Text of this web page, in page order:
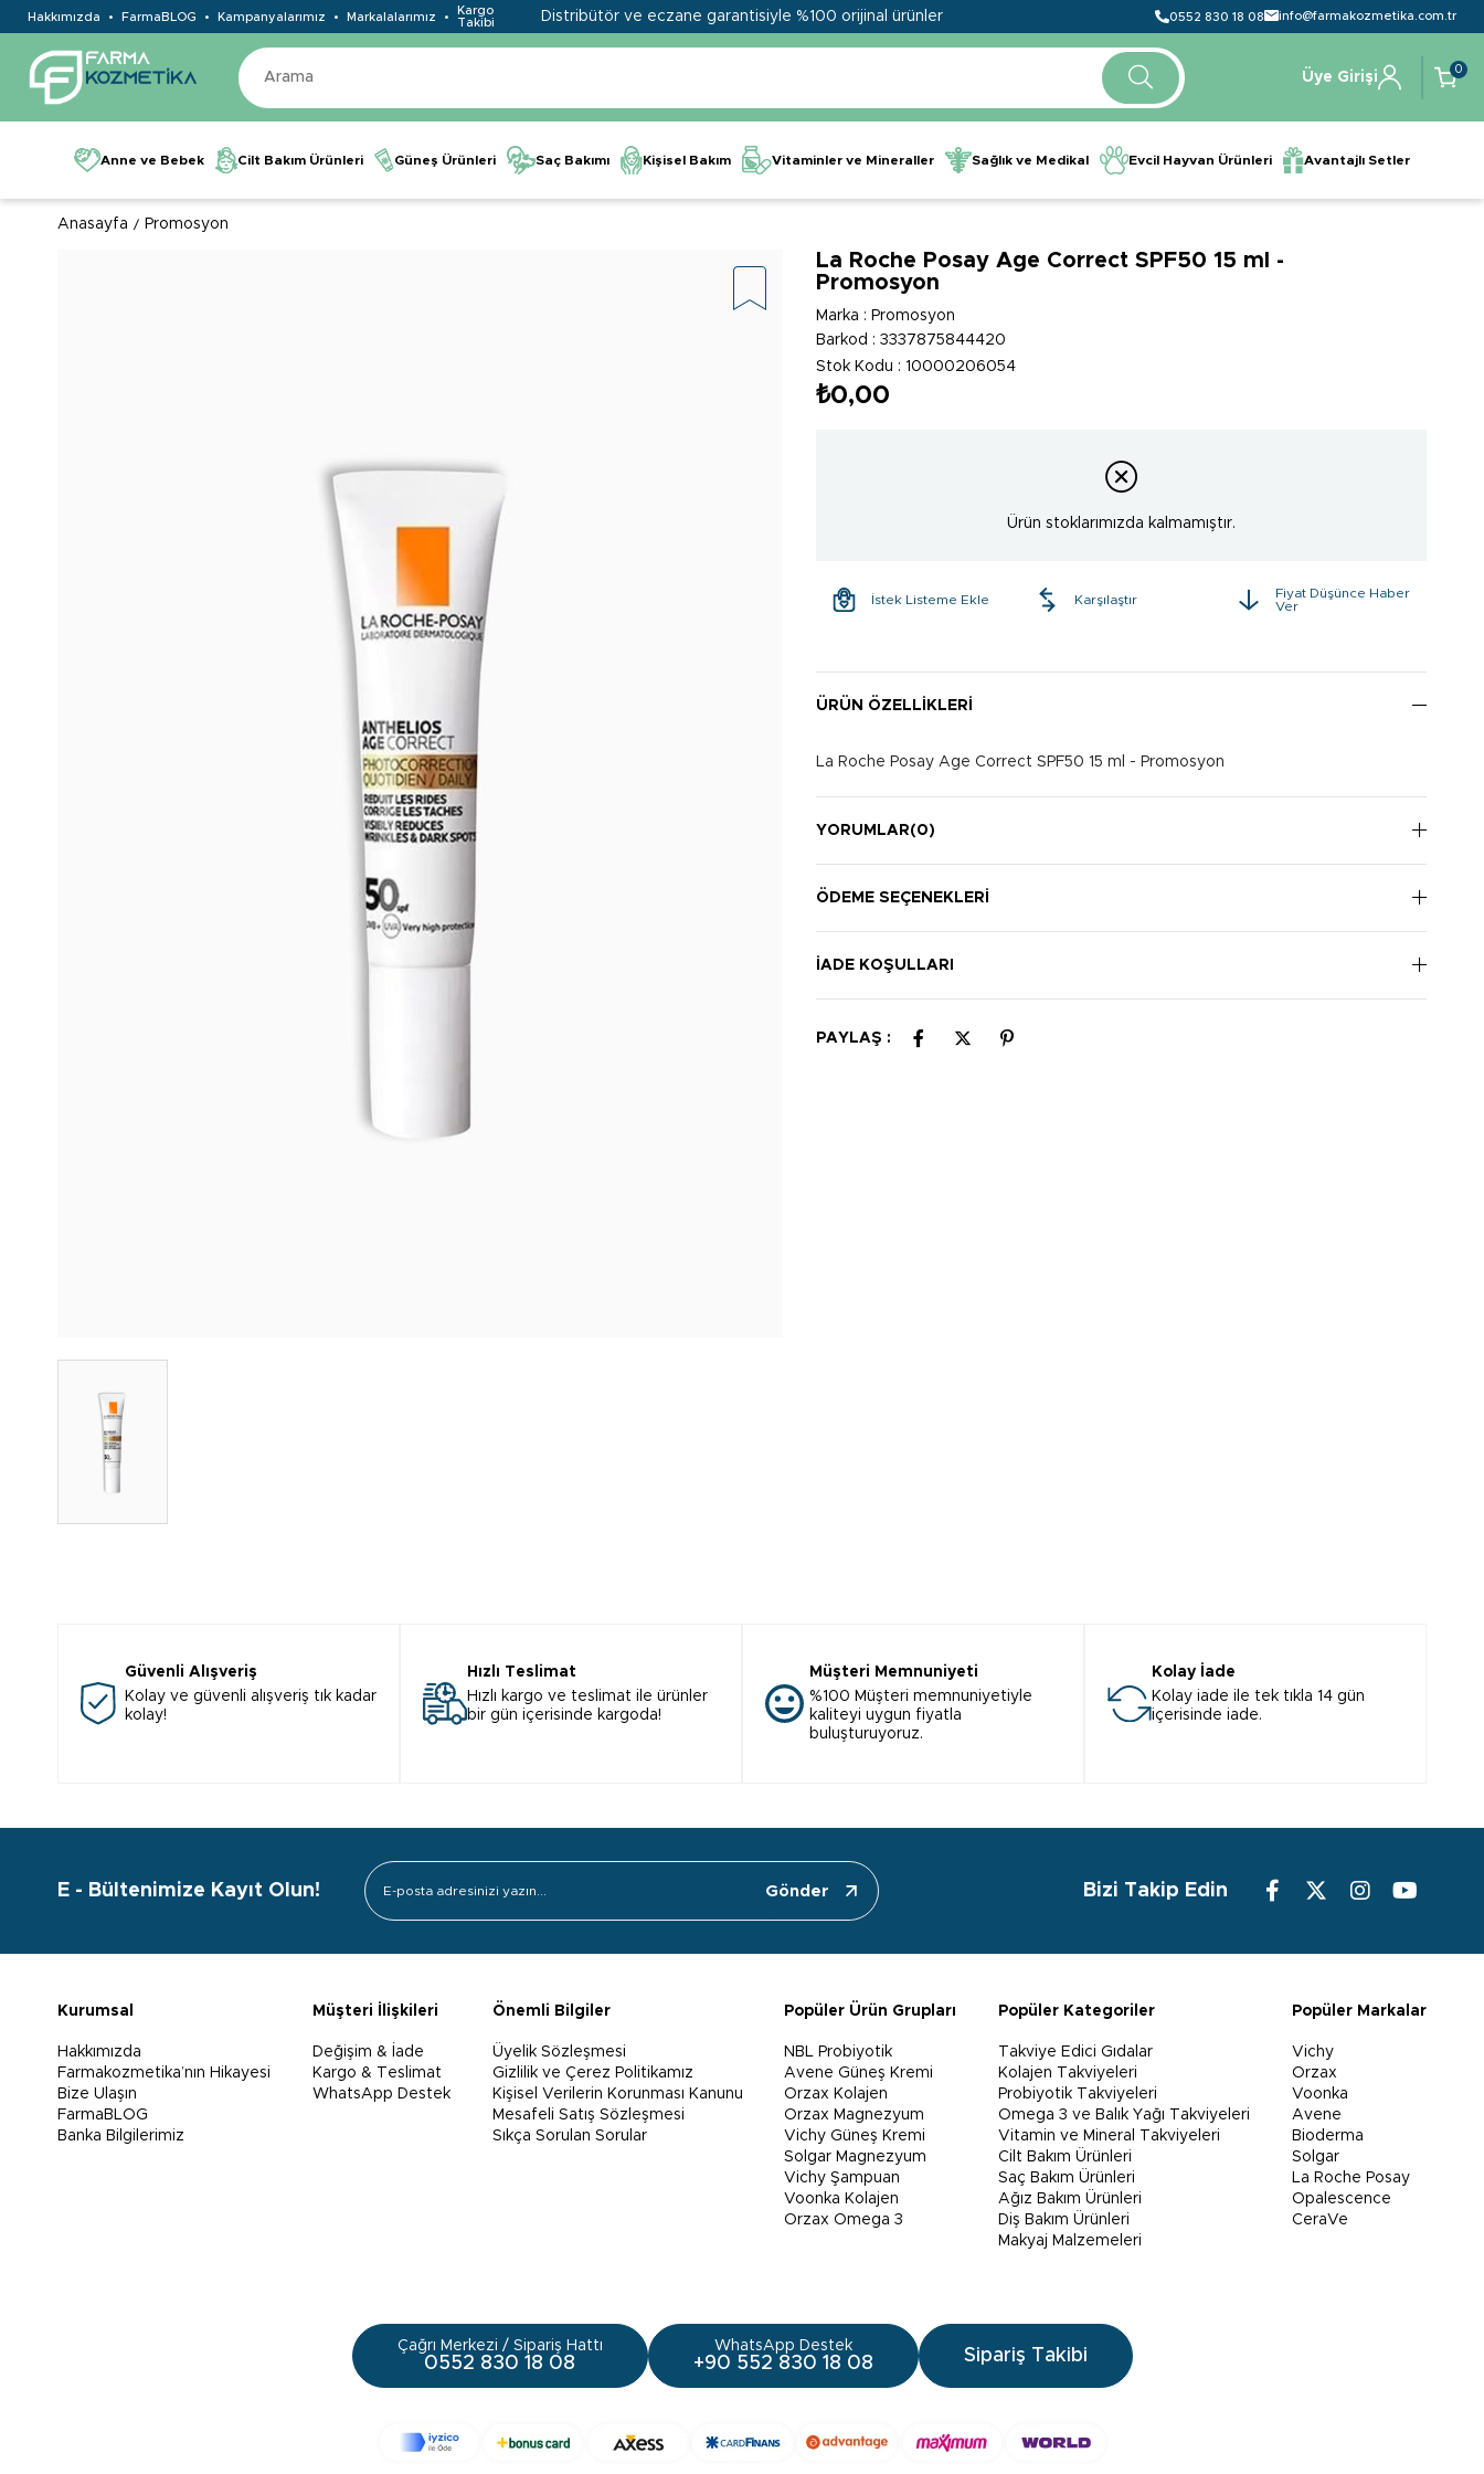
Hakkımızda FarmaBLOG Kampanyalarımız Markalalarımız
Kargo
Takibi
Distribütör ve eczane garantisiyle %100 orijinal ürünler 0552 830 18 08 info@farmakozmetika.com.tr
Üye Girişi
0
Anne ve Bebek Cilt Bakım Ürünleri Güneş Ürünleri Saç Bakımı Kişisel Bakım Vitaminler ve Mineraller Sağlık ve Medikal Evcil Hayvan Ürünleri Avantajlı Setler
Anasayfa Promosyon
La Roche Posay Age Correct SPF50 15 ml -
Promosyon
Marka : Promosyon
Barkod : 3337875844420
Stok Kodu
10000206054
₺0,00
Ürün stoklarımızda kalmamıştır.
İstek Listeme Ekle Karşılaştır
Fiyat Düşünce Haber
Ver
ÜRÜN ÖZELLIKLERI
La Roche Posay Age Correct SPF50 15 ml - Promosyon
YORUMLAR(0)
ÖDEME SEÇENEKLERI
İADE KOŞULLARI
PAYLAŞ :
Güvenli Alışveriş
Kolay ve güvenli alışveriş tık kadar
kolay!
Hızlı Teslimat
Hızlı kargo ve teslimat ile ürünler
bir gün içerisinde kargoda!
Müşteri Memnuniyeti
%100 Müşteri memnuniyetiyle
kaliteyi uygun fiyatla
buluşturuyoruz.
Kolay İade
Kolay iade ile tek tıkla 14 gün
içerisinde iade.
E - Bültenimize Kayıt Olun! Gönder Bizi Takip Edin
Kurumsal
Hakkımızda
Farmakozmetika’nın Hikayesi
Bize Ulaşın
FarmaBLOG
Banka Bilgilerimiz
Müşteri İlişkileri
Değişim & İade
Kargo & Teslimat
WhatsApp Destek
Önemli Bilgiler
Üyelik Sözleşmesi
Gizlilik ve Çerez Politikamız
Kişisel Verilerin Korunması Kanunu
Mesafeli Satış Sözleşmesi
Sıkça Sorulan Sorular
Popüler Ürün Grupları
NBL Probiyotik
Avene Güneş Kremi
Orzax Kolajen
Orzax Magnezyum
Vichy Güneş Kremi
Solgar Magnezyum
Vichy Şampuan
Voonka Kolajen
Orzax Omega 3
Popüler Kategoriler
Takviye Edici Gıdalar
Kolajen Takviyeleri
Probiyotik Takviyeleri
Omega 3 ve Balık Yağı Takviyeleri
Vitamin ve Mineral Takviyeleri
Cilt Bakım Ürünleri
Saç Bakım Ürünleri
Ağız Bakım Ürünleri
Diş Bakım Ürünleri
Makyaj Malzemeleri
Popüler Markalar
Vichy
Orzax
Voonka
Avene
Bioderma
Solgar
La Roche Posay
Opalescence
CeraVe
Çağrı Merkezi / Sipariş Hattı
0552 830 18 08
WhatsApp Destek
+90 552 830 18 08 Sipariş Takibi